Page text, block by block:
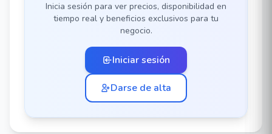
Inicia sesión para ver precios, disponibilidad en
tiempo real y beneficios exclusivos para tu
negocio.
Iniciar sesión
Darse de alta